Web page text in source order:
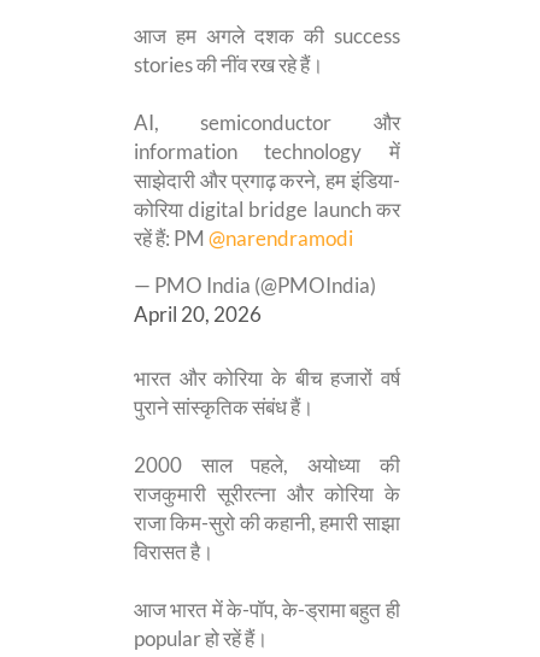
आज हम अगले दशक की success
stories की नींव रख रहे हैं।
AI, semiconductor और
information technology में
साझेदारी और प्रगाढ़ करने, हम इंडिया-
कोरिया digital bridge launch कर
रहें हैं: PM@narendramodi
— PMO India (@PMOIndia)
April 20, 2026
भारत और कोरिया के बीच हजारों वर्ष
पुराने सांस्कृतिक संबंध हैं।
2000 साल पहले, अयोध्या की
राजकुमारी सूरीरत्ना और कोरिया के
राजा किम-सुरो की कहानी, हमारी साझा
विरासत है।
आज भारत में के-पॉप, के-ड्रामा बहुत ही
popular हो रहें हैं।